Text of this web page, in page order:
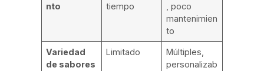
nto
tiempo
, poco
mantenimien
to
Variedad
de sabores
Limitado
Múltiples,
personalizab